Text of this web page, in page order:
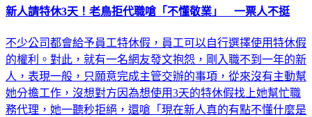
新人請特休3天！老鳥拒代職嗆「不懂敬業」 一票人不挺
不少公司都會給予員工特休假，員工可以自行選擇使用特休假
的權利。對此，就有一名網友發文抱怨，剛入職不到一年的新
人，表現一般，只願意完成主管交辦的事項，從來沒有主動幫
她分擔工作，沒想對方因為想使用3天的特休假找上她幫忙職
務代理，她一聽秒拒絕，還嗆「現在新人真的有點不懂什麼是